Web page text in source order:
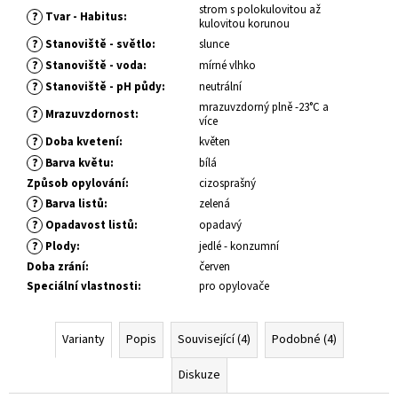
? Tvar - Habitus:
strom s polokulovitou až
kulovitou korunou
? Stanoviště - světlo: slunce
? Stanoviště - voda: mírné vlhko
? Stanoviště - pH půdy: neutrální
? Mrazuvzdornost:
mrazuvzdorný plně -23°C a
více
? Doba kvetení: květen
? Barva květu:
bílá
Způsob opylování: cizosprašný
? Barva listů: zelená
? Opadavost listů: opadavý
? Plody:
jedlé - konzumní
Doba zrání:
červen
Speciální vlastnosti: pro opylovače
Varianty Popis Související (4)
Podobné (4)
Diskuze
u
e
m
e
HEMEROCALLIS
TIGER
BLOOD
DENIVKA
ZAHRADNÍ
139
Kč